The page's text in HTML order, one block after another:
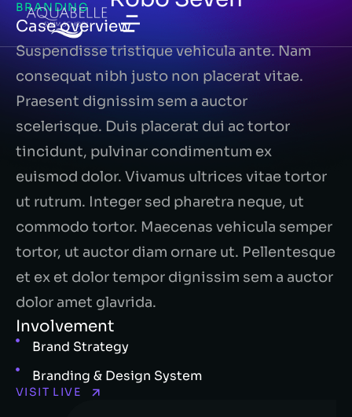
BRANDING
Case overview
Suspendisse tristique vehicula ante. Nam
consequat nibh justo non placerat vitae.
Praesent dignissim sem a auctor
scelerisque. Duis placerat dui ac tortor
tincidunt, pulvinar condimentum ex
euismod dolor. Vivamus ultrices vitae tortor
ut rutrum. Integer sed pharetra neque, ut
commodo tortor. Maecenas vehicula semper
tortor, ut auctor diam ornare ut. Pellentesque
et ex et dolor tempor dignissim sem a auctor
dolor amet glavrida.
Involvement
Brand Strategy
Branding & Design System
VISIT LIVE